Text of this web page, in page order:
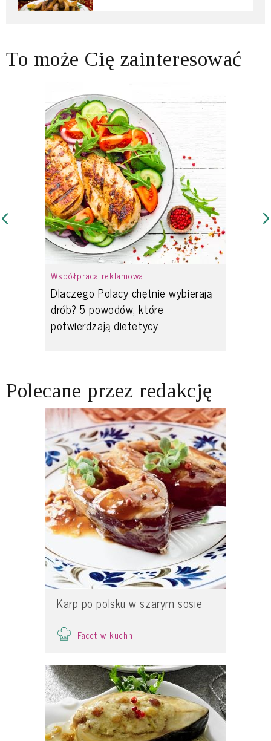
To może Cię zainteresować
Współpraca reklamowa
Dlaczego Polacy chętnie wybierają
drób? 5 powodów, które
potwierdzają dietetycy
Polecane przez redakcję
Karp po polsku w szarym sosie
Facet w kuchni